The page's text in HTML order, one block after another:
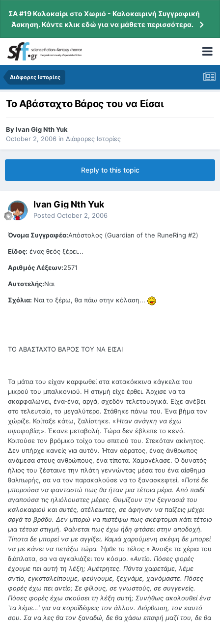
ΣΑ #19 Καλοκαίρι στο Χωριό - Καλοκαιρινή Συγγραφική
Άσκηση. Κάντε κλικ εδώ για να μάθετε περισσότερα.
Διάφορες Ιστορίες
Το Αβάσταχτο Βάρος του να Είσαι
ByIvan Gig Nth Yuk
October 2, 2006 in Διάφορες Ιστορίες
Reply to this topic
Ivan Gig Nth Yuk
Posted October 2, 2006
Όνομα Συγγραφέα:Απόστολος (Guardian of the RuneRing #2)
Είδος: ένας θεός ξέρει...
Αριθμός Λέξεων:2571
Αυτοτελής:Ναι
Σχόλια: Ναι το ξέρω, θα πάω στην κόλαση...
ΤΟ ΑΒΑΣΤΑΧΤΟ ΒΑΡΟΣ ΤΟΥ ΝΑ ΕΙΣΑΙ
Τα μάτια του είχαν καρφωθεί στα κατακόκκινα κάγκελα του
μικρού του μπαλκονιού. Η στιγμή είχε έρθει. Άρχισε να τα
σκαρφαλώνει, ένα-ένα, αργά, σχεδόν τελετουργικά. Είχε ανέβει
στο τελευταίο, το μεγαλύτερο. Στάθηκε πάνω του. Ένα βήμα τον
χώριζε. Κοίταξε κάτω, ζαλίστηκε. «Ήταν ανάγκη να έχω
υψοφοβία;». Έκανε μεταβολή. Τώρα δεν έβλεπε το κενό.
Κοιτούσε τον βρόμικο τοίχο του σπιτιού του. Στεκόταν ακίνητος.
Δεν υπήρχε κανείς για αυτόν. Ήταν αόρατος, ένας άνθρωπος
ανάμεσα στους ανθρώπους, ένα τίποτα. Χαμογέλασε. Ο δυνατός
ήλιος του ζέσταινε την πλάτη γεννώντας μέσα του ένα αίσθημα
θαλπωρής, σα να τον παρακαλούσε να το ξανασκεφτεί. «Ποτέ δε
μπορούσα να φανταστώ πως θα ήταν μια τέτοια μέρα. Από παιδί
αγαπούσα τις ηλιόλουστες μέρες. Θυμίζουν την ξεγνασιά του
καλοκαιριού και αυτές, ατέλειωτες, σε άφηναν να παίζεις μέχρι
αργά το βράδυ. Δεν μπορώ να πιστέψω πως σκέφτομαι κάτι τέτοιο
μια τέτοια στιγμή. Φαίνεται πως έχω ήδη φτάσει στην αποδοχή.
Τίποτα δε μπορεί να με αγγίξει. Καμιά χαρούμενη σκέψη δε μπορεί
να με κάνει να πετάξω τώρα. Ήρθε το τέλος.» Άνοιξε τα χέρια του
διάπλατα, σα να αγκαλιάζει τον κόσμο. «Αντίο. Πόσες φορές
έχουμε πει αυτή τη λέξη; Αμέτρητες. Πάντα χαιρετάμε, λέμε
αντίο, εγκαταλείπουμε, φεύγουμε, ξεχνάμε, χανόμαστε. Πόσες
φορές έχω πει αντίο; Σε φίλους, σε γνωστούς, σε συγγενείς.
Πόσες φορές έχω ακούσει τη λέξη αυτή; Συνήθως ακολουθεί ένα
ʽτα λέμε…ʼ για να κοροϊδέψεις τον άλλον. Διόρθωση, τον εαυτό
σου. Σα να λες θα τον ξαναδώ, δε θα χάσω επαφή μαζί του, δε θα